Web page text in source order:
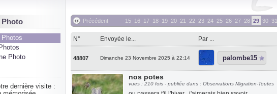
Photo
dernière visite :
Précédent 15 16 17 18 19 20 21 22 23 24 25 26 27 28 29 30 31
N° Envoyée le... Par ...
48807 Dimanche 23 Novembre 2025 à 22:14 palombe15
nos potes
vues : 210 fois - publiée dans : Observations Migration-Toutes